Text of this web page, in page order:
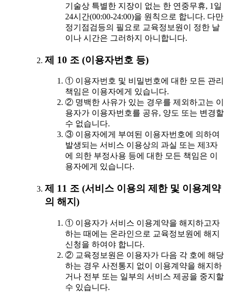
기술상 특별한 지장이 없는 한 연중무휴, 1일
24시간(00:00-24:00)을 원칙으로 합니다. 다만
정기점검등의 필요로 교육정보원이 정한 날
이나 시간은 그러하지 아니합니다.
제 10 조 (이용자번호 등)
① 이용자번호 및 비밀번호에 대한 모든 관리
책임은 이용자에게 있습니다.
② 명백한 사유가 있는 경우를 제외하고는 이
용자가 이용자번호를 공유, 양도 또는 변경할
수 없습니다.
③ 이용자에게 부여된 이용자번호에 의하여
발생되는 서비스 이용상의 과실 또는 제3자
에 의한 부정사용 등에 대한 모든 책임은 이
용자에게 있습니다.
제 11 조 (서비스 이용의 제한 및 이용계약
의 해지)
① 이용자가 서비스 이용계약을 해지하고자
하는 때에는 온라인으로 교육정보원에 해지
신청을 하여야 합니다.
② 교육정보원은 이용자가 다음 각 호에 해당
하는 경우 사전통지 없이 이용계약을 해지하
거나 전부 또는 일부의 서비스 제공을 중지할
수 있습니다.